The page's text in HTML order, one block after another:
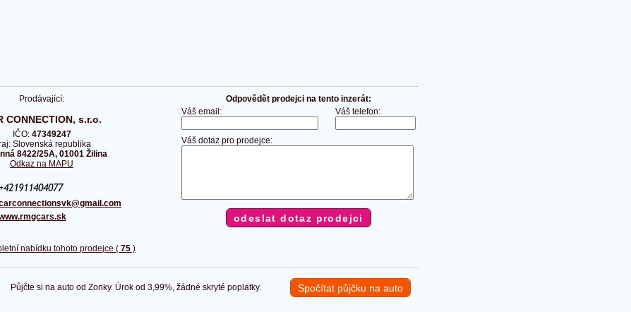
Prodávající:
CONNECTION, s.r.o.
IČO: 47349247
Slovenská republika
8422/25A, 01001 Žilina
Odkaz na MAPU
nabídku tohoto prodejce ( 75 )
Odpovědět prodejci na tento inzerát:
Váš email:
Váš telefon:
Váš dotaz pro prodejce:
Půjčte si na auto od Zonky. Úrok od 3,99%, žádné skryté poplatky. Spočítat půjčku na auto